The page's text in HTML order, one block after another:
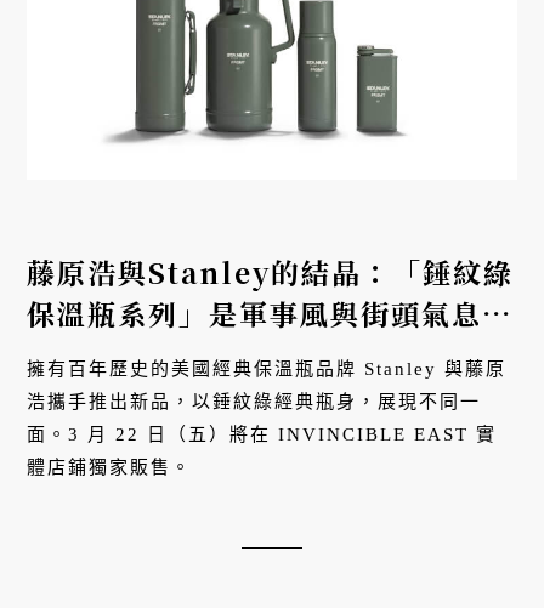
藤原浩與Stanley的結晶：「錘紋綠
保溫瓶系列」是軍事風與街頭氣息的
融合
擁有百年歷史的美國經典保溫瓶品牌 Stanley 與藤原
浩攜手推出新品，以錘紋綠經典瓶身，展現不同一
面。3 月 22 日（五）將在 INVINCIBLE EAST 實
體店鋪獨家販售。